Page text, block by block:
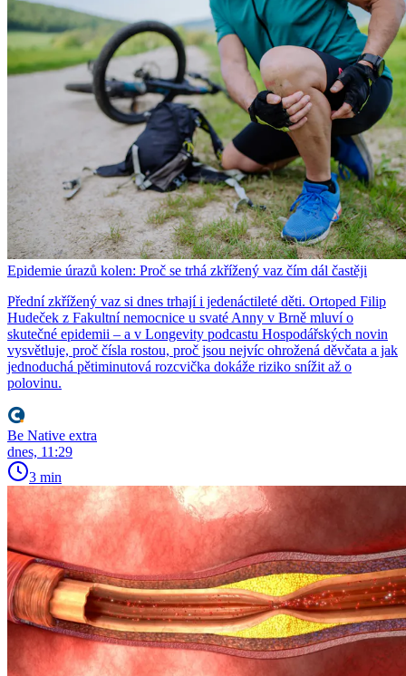
Epidemie úrazů kolen: Proč se trhá zkřížený vaz čím dál častěji
Přední zkřížený vaz si dnes trhají i jedenáctileté děti. Ortoped Filip
Hudeček z Fakultní nemocnice u svaté Anny v Brně mluví o
skutečné epidemii – a v Longevity podcastu Hospodářských novin
vysvětluje, proč čísla rostou, proč jsou nejvíc ohrožená děvčata a jak
jednoduchá pětiminutová rozcvička dokáže riziko snížit až o
polovinu.
Be Native extra
dnes, 11:29
3 min